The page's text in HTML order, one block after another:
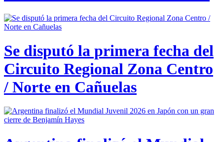
Se disputó la primera fecha del
Circuito Regional Zona Centro
/ Norte en Cañuelas